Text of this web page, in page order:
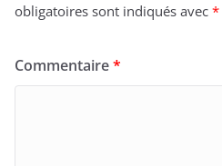
obligatoires sont indiqués avec *
Commentaire*